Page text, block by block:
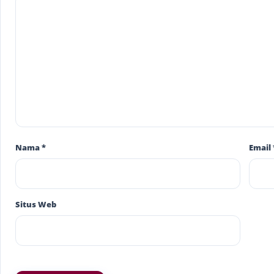
Nama* Email
Situs Web